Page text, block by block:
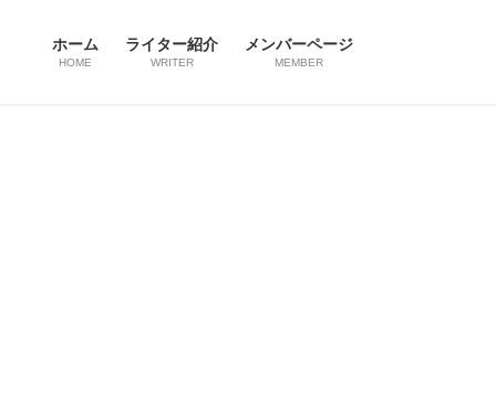
ホーム
HOME
ライター紹介
WRITER
メンバーページ
MEMBER